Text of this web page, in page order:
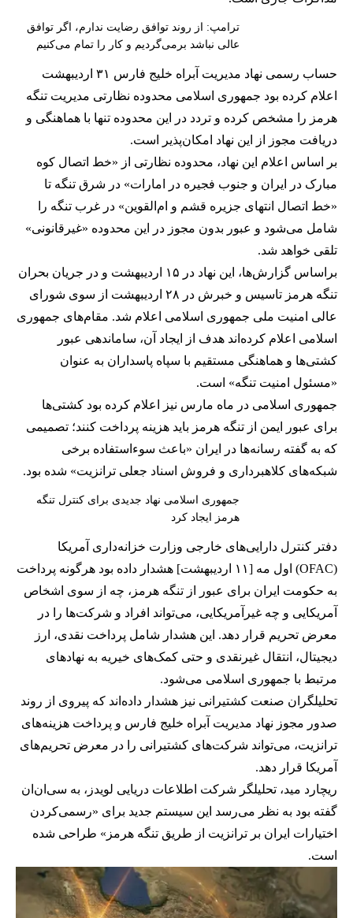
ترامپ: از روند توافق رضایت ندارم، اگر توافق
عالی نباشد برمی‌گردیم و کار را تمام می‌کنیم
حساب رسمی نهاد مدیریت آبراه خلیج فارس ۳۱ اردیبهشت
اعلام کرده بود جمهوری اسلامی محدوده نظارتی مدیریت تنگه
هرمز را مشخص کرده و تردد در این محدوده تنها با هماهنگی و
دریافت مجوز از این نهاد امکان‌پذیر است.
بر اساس اعلام این نهاد، محدوده نظارتی از «خط اتصال کوه
مبارک در ایران و جنوب فجیره در امارات» در شرق تنگه تا
«خط اتصال انتهای جزیره قشم و ام‌القوین» در غرب تنگه را
شامل می‌شود و عبور بدون مجوز در این محدوده «غیرقانونی»
تلقی خواهد شد.
براساس گزارش‌ها، این نهاد در ۱۵ اردیبهشت و در جریان بحران
تنگه هرمز تاسیس و خبرش در ۲۸ اردیبهشت از سوی شورای
عالی امنیت ملی جمهوری اسلامی اعلام شد. مقام‌های جمهوری
اسلامی اعلام کرده‌اند هدف از ایجاد آن، ساماندهی عبور
کشتی‌ها و هماهنگی مستقیم با سپاه پاسداران به عنوان
«مسئول امنیت تنگه» است.
جمهوری اسلامی در ماه مارس نیز اعلام کرده بود کشتی‌ها
برای عبور ایمن از تنگه هرمز باید هزینه پرداخت کنند؛ تصمیمی
که به گفته رسانه‌ها در ایران «باعث سوءاستفاده برخی
شبکه‌های کلاهبرداری و فروش اسناد جعلی ترانزیت» شده بود.
جمهوری اسلامی نهاد جدیدی برای کنترل تنگه
هرمز ایجاد کرد
دفتر کنترل دارایی‌های خارجی وزارت خزانه‌داری آمریکا
(OFAC) اول مه [۱۱ اردیبهشت] هشدار داده بود هرگونه پرداخت
به حکومت ایران برای عبور از تنگه هرمز، چه از سوی اشخاص
آمریکایی و چه غیرآمریکایی، می‌تواند افراد و شرکت‌ها را در
معرض تحریم قرار دهد. این هشدار شامل پرداخت نقدی، ارز
دیجیتال، انتقال غیرنقدی و حتی کمک‌های خیریه به نهادهای
مرتبط با جمهوری اسلامی می‌شود.
تحلیلگران صنعت کشتیرانی نیز هشدار داده‌اند که پیروی از روند
صدور مجوز نهاد مدیریت آبراه خلیج فارس و پرداخت هزینه‌های
ترانزیت، می‌تواند شرکت‌های کشتیرانی را در معرض تحریم‌های
آمریکا قرار دهد.
ریچارد مید، تحلیلگر شرکت اطلاعات دریایی لویدز، به سی‌ان‌ان
گفته بود به نظر می‌رسد این سیستم جدید برای «رسمی‌کردن
اختیارات ایران بر ترانزیت از طریق تنگه هرمز» طراحی شده
است.